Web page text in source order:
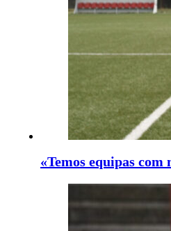
«Temos equipas